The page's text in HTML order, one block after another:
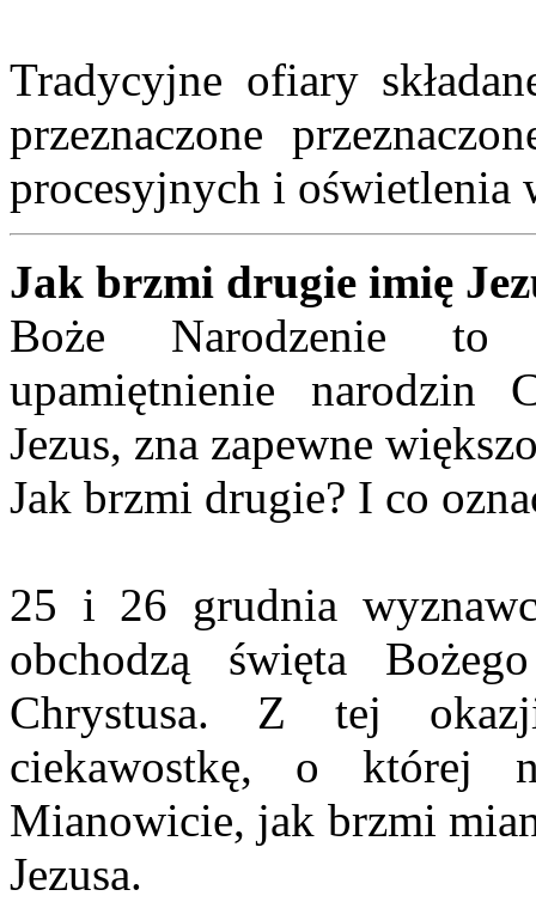
Tradycyjne ofiary
przeznaczone
procesyjnych i oświetlenia
Jak brzmi drugie imię
Boże Narodzenie to
upamiętnienie narodzin
Jezus, zna zapewne
Jak brzmi drugie? I co
25 i 26 grudnia
obchodzą święta
Chrystusa. Z tej
ciekawostkę, o której
Mianowicie, jak brzmi
Jezusa.